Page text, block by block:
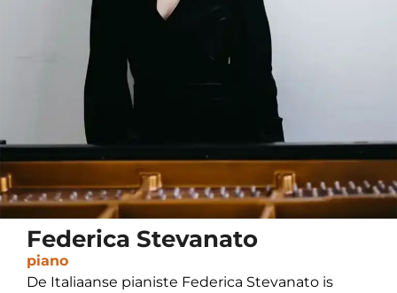
Federica Stevanato
piano
De Italiaanse pianiste Federica Stevanato is